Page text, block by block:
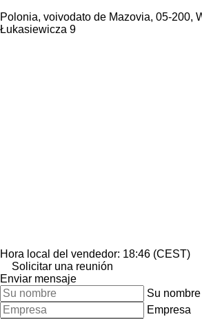
Polonia, voivodato de Mazovia, 05-200,
Łukasiewicza 9
Hora local del vendedor: 18:46 (CEST)
Solicitar una reunión
Enviar mensaje
Su nombre
Empresa